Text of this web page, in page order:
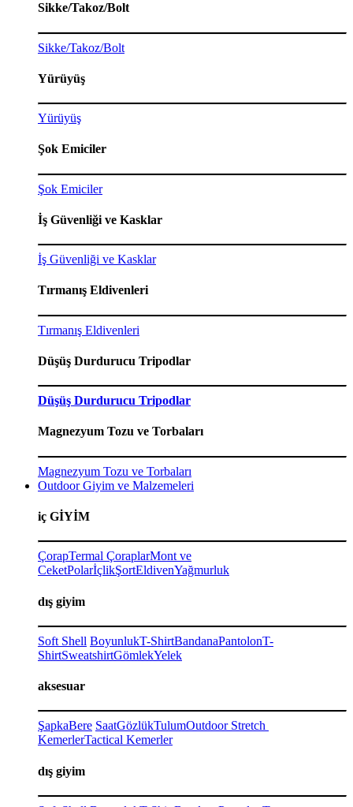
Sikke/Takoz/Bolt
Sikke/Takoz/Bolt
Yürüyüş
Yürüyüş
Şok Emiciler
Şok Emiciler
İş Güvenliği ve Kasklar
İş Güvenliği ve Kasklar
Tırmanış Eldivenleri
Tırmanış Eldivenleri
Düşüş Durdurucu Tripodlar
Düşüş Durdurucu Tripodlar
Magnezyum Tozu ve Torbaları
Magnezyum Tozu ve Torbaları
Outdoor Giyim ve Malzemeleri
iç GİYİM
ÇorapTermal ÇoraplarMont ve
CeketPolarİçlikŞortEldivenYağmurluk
dış giyim
Soft Shell BoyunlukT-ShirtBandanaPantolonT-
ShirtSweatshirtGömlekYelek
aksesuar
ŞapkaBere SaatGözlükTulumOutdoor Stretch
KemerlerTactical Kemerler
dış giyim